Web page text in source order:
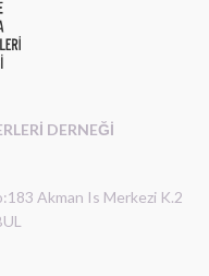
DERNEĞİ
Akman Is Merkezi K.2